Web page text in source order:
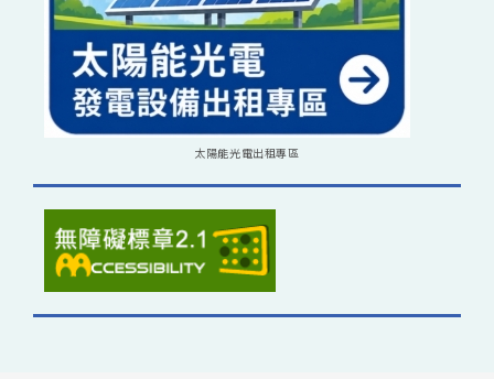
太陽能光電出租專區